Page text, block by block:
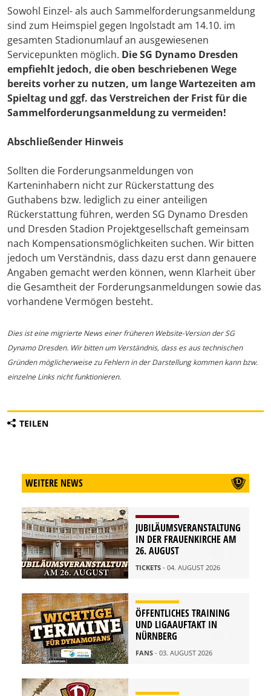
Sowohl Einzel- als auch Sammelforderungsanmeldung
sind zum Heimspiel gegen Ingolstadt am 14.10. im
gesamten Stadionumlauf an ausgewiesenen
Servicepunkten möglich. Die SG Dynamo Dresden
empfiehlt jedoch, die oben beschriebenen Wege
bereits vorher zu nutzen, um lange Wartezeiten am
Spieltag und ggf. das Verstreichen der Frist für die
Sammelforderungsanmeldung zu vermeiden!
Abschließender Hinweis
Sollten die Forderungsanmeldungen von
Karteninhabern nicht zur Rückerstattung des
Guthabens bzw. lediglich zu einer anteiligen
Rückerstattung führen, werden SG Dynamo Dresden
und Dresden Stadion Projektgesellschaft gemeinsam
nach Kompensationsmöglichkeiten suchen. Wir bitten
jedoch um Verständnis, dass dazu erst dann genauere
Angaben gemacht werden können, wenn Klarheit über
die Gesamtheit der Forderungsanmeldungen sowie das
vorhandene Vermögen besteht.
Dies ist eine migrierte News einer früheren Website-Version der SG
Dynamo Dresden. Wir bitten um Verständnis, dass es aus technischen
Gründen möglicherweise zu Fehlern in der Darstellung kommen kann bzw.
einzelne Links nicht funktionieren.
TEILEN
WEITERE NEWS
JUBILÄUMSVERANSTALTUNG
IN DER FRAUENKIRCHE AM
26. AUGUST
TICKETS - 04. AUGUST 2026
ÖFFENTLICHES TRAINING
UND LIGAAUFTAKT IN
NÜRNBERG
FANS - 03. AUGUST 2026